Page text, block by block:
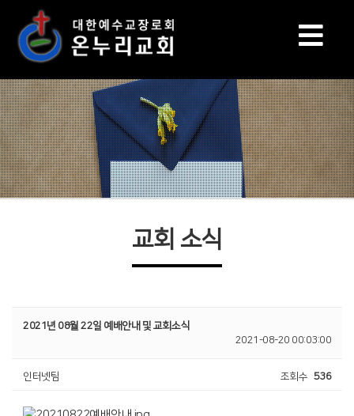
교회 소식
2021년 08월 22일 예배안내 및 교회소식
2021-08-20 00:03:00
인터넷팀 조회수 536